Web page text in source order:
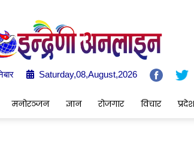
Indrenionline.com
Saturday,08,August,2026
मनोरञ्जन ज्ञान रोजगार विचार